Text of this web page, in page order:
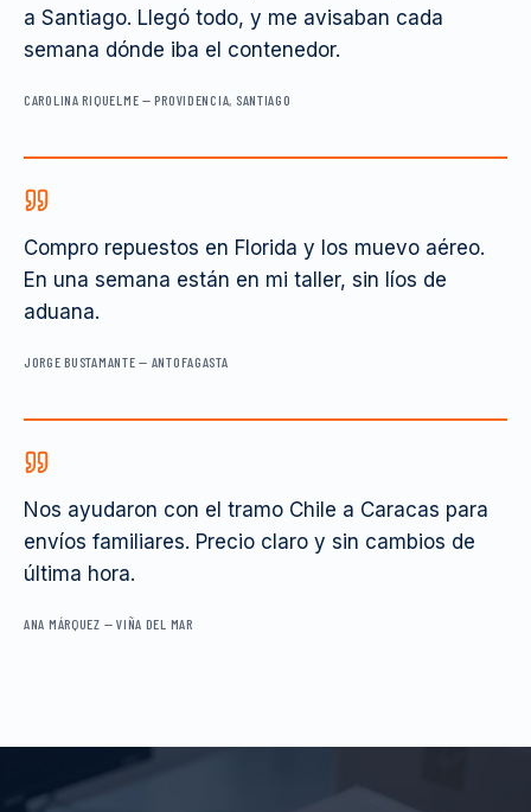
a Santiago. Llegó todo, y me avisaban cada
semana dónde iba el contenedor.
CAROLINA RIQUELME —PROVIDENCIA, SANTIAGO
Compro repuestos en Florida y los muevo aéreo.
En una semana están en mi taller, sin líos de
aduana.
JORGE BUSTAMANTE — ANTOFAGASTA
Nos ayudaron con el tramo Chile a Caracas para
envíos familiares. Precio claro y sin cambios de
última hora.
ANA MÁRQUEZ —VIÑA DEL MAR